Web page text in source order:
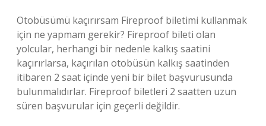
Otobüsümü kaçırırsam Fireproof biletimi kullanmak
için ne yapmam gerekir? Fireproof bileti olan
yolcular, herhangi bir nedenle kalkış saatini
kaçırırlarsa, kaçırılan otobüsün kalkış saatinden
itibaren 2 saat içinde yeni bir bilet başvurusunda
bulunmalıdırlar. Fireproof biletleri 2 saatten uzun
süren başvurular için geçerli değildir.